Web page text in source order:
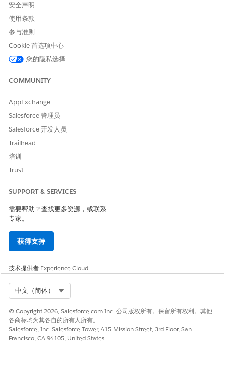
从应用程序启动器中，查找并选择
单击走访计划
选择销售组织。
要指定走访计划周，请从自动呼叫计划周日历中选择日期。
请与我们共享您的想法，以便我们进行改进！
安全声明
使用条款
参与准则
Cookie 首选项中心
您的隐私选择
COMMUNITY
AppExchange
Salesforce 管理员
Salesforce 开发人员
Trailhead
培训
Trust
SUPPORT & SERVICES
需要帮助？查找更多资源，或联系
专家。
获得支持
技术提供者 Experience Cloud
中文（简体）
© Copyright 2026, Salesforce.com Inc. 公司版权所有。保留所有权利。其他
各商标均为其各自的所有人所有。
Salesforce, Inc. Salesforce Tower, 415 Mission Street, 3rd Floor, San
Francisco, CA 94105, United States